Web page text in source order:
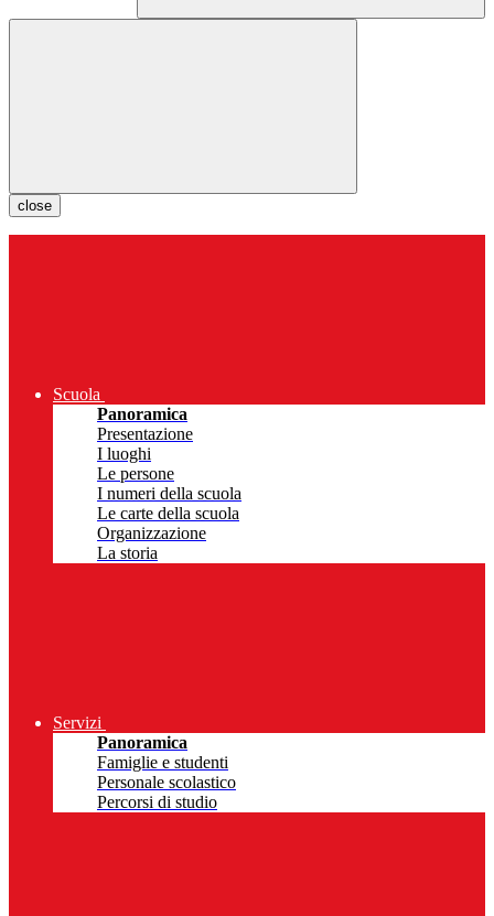
close
Scuola
Panoramica
Presentazione
I luoghi
Le persone
I numeri della scuola
Le carte della scuola
Organizzazione
La storia
Servizi
Panoramica
Famiglie e studenti
Personale scolastico
Percorsi di studio